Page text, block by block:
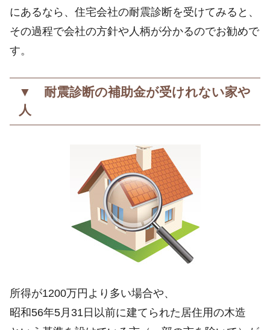
にあるなら、住宅会社の耐震診断を受けてみると、
その過程で会社の方針や人柄が分かるのでお勧めで
す。
▼ 耐震診断の補助金が受けれない家や
人
所得が1200万円より多い場合や、
昭和56年5月31日以前に建てられた居住用の木造